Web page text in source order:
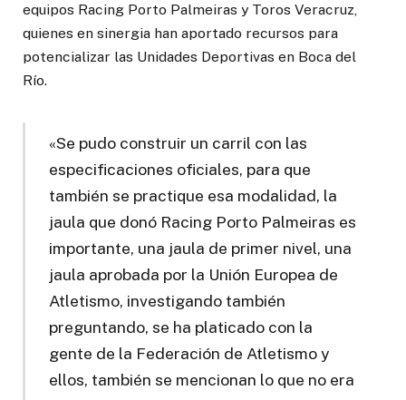
equipos Racing Porto Palmeiras y Toros Veracruz,
quienes en sinergia han aportado recursos para
potencializar las Unidades Deportivas en Boca del
Río.
«Se pudo construir un carril con las
especificaciones oficiales, para que
también se practique esa modalidad, la
jaula que donó Racing Porto Palmeiras es
importante, una jaula de primer nivel, una
jaula aprobada por la Unión Europea de
Atletismo, investigando también
preguntando, se ha platicado con la
gente de la Federación de Atletismo y
ellos, también se mencionan lo que no era